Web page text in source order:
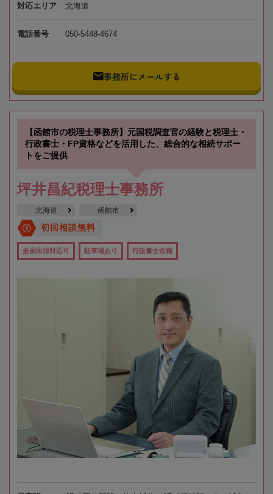
対応エリア 北海道
電話番号 050-5448-4674
事務所にメールする
【函館市の税理士事務所】元国税調査官の経験と税理士・
行政書士・FP資格などを活用した、総合的な相続サポー
トをご提供
坪井昌紀税理士事務所
北海道 函館市
初回相談無料
全国出張対応可 駐車場あり 行政書士在籍